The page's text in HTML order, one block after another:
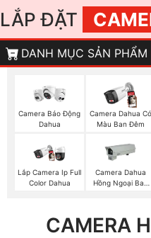
LẮP ĐẶT
DANH MỤC SẢN PHẨM
Camera Báo Động
Dahua
Camera Dahua Có
Màu Ban Đêm
Lắp Camera Ip Full
Color Dahua
Camera Dahua
Hồng Ngoại Ban
CAMERA